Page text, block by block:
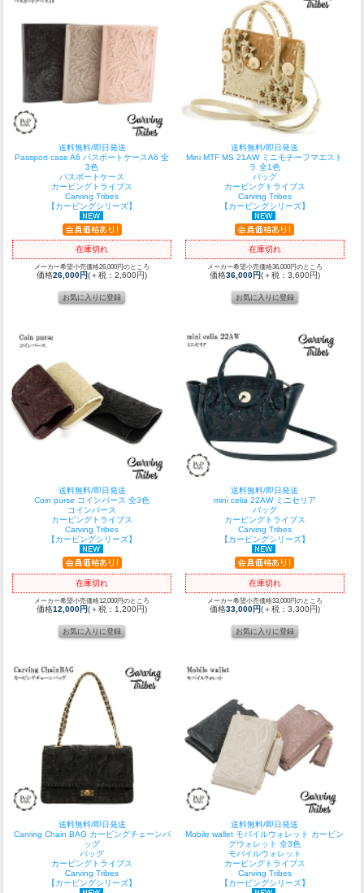
送料無料/即日発送
Passport case A6 パスポートケースA6 全
3色
パスポートケース
カービングトライブス
Carving Tribes
【カービングシリーズ】
在庫切れ
メーカー希望小売価格26,000円のところ
価格26,000円(＋税：2,600円)
送料無料/即日発送
Mini MTF MS 21AW ミニモチーフマエスト
ラ 全1色
バッグ
カービングトライブス
Carving Tribes
【カービングシリーズ】
在庫切れ
メーカー希望小売価格36,000円のところ
価格36,000円(＋税：3,600円)
送料無料/即日発送
Coin purse コインパース 全3色
コインパース
カービングトライブス
Carving Tribes
【カービングシリーズ】
在庫切れ
メーカー希望小売価格12,000円のところ
価格12,000円(＋税：1,200円)
送料無料/即日発送
mini celia 22AW ミニセリア
バッグ
カービングトライブス
Carving Tribes
【カービングシリーズ】
在庫切れ
メーカー希望小売価格33,000円のところ
価格33,000円(＋税：3,300円)
送料無料/即日発送
Carving Chain BAG カービングチェーンバ
ッグ
バッグ
カービングトライブス
Carving Tribes
【カービングシリーズ】
送料無料/即日発送
Mobile wallet モバイルウォレット カービン
グウォレット 全3色
モバイルウォレット
カービングトライブス
Carving Tribes
【カービングシリーズ】